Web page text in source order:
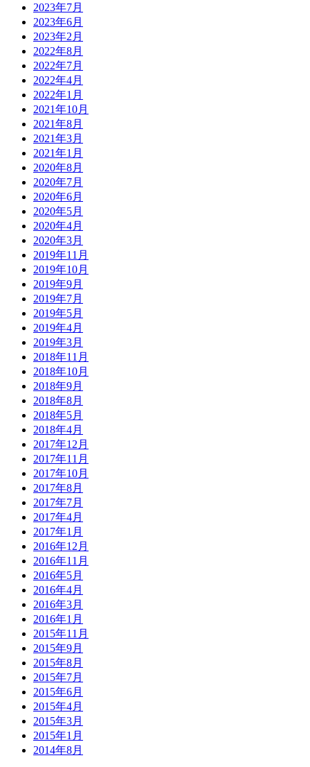
2023年7月
2023年6月
2023年2月
2022年8月
2022年7月
2022年4月
2022年1月
2021年10月
2021年8月
2021年3月
2021年1月
2020年8月
2020年7月
2020年6月
2020年5月
2020年4月
2020年3月
2019年11月
2019年10月
2019年9月
2019年7月
2019年5月
2019年4月
2019年3月
2018年11月
2018年10月
2018年9月
2018年8月
2018年5月
2018年4月
2017年12月
2017年11月
2017年10月
2017年8月
2017年7月
2017年4月
2017年1月
2016年12月
2016年11月
2016年5月
2016年4月
2016年3月
2016年1月
2015年11月
2015年9月
2015年8月
2015年7月
2015年6月
2015年4月
2015年3月
2015年1月
2014年8月